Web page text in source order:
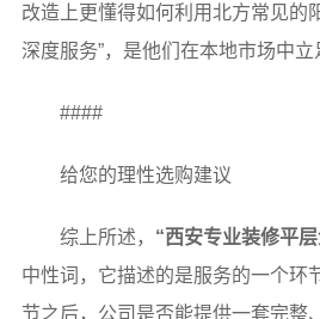
改造上更懂得如何利用北方常见的
深度服务”，是他们在本地市场中立
####
给您的理性选购建议
综上所述， “西安专业装修平
中性词，它描述的是服务的一个环
节之后，公司是否能提供一套完整